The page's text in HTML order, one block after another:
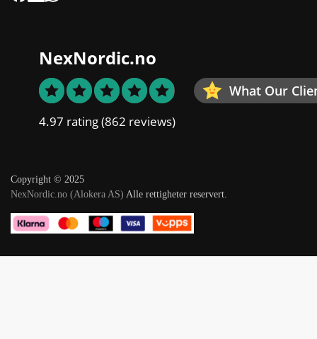
NexNordic.no
What Our
4.97 rating(862 reviews)
Copyright © 2025
NexNordic.no (Alokera AS) Alle rettigheter reservert.